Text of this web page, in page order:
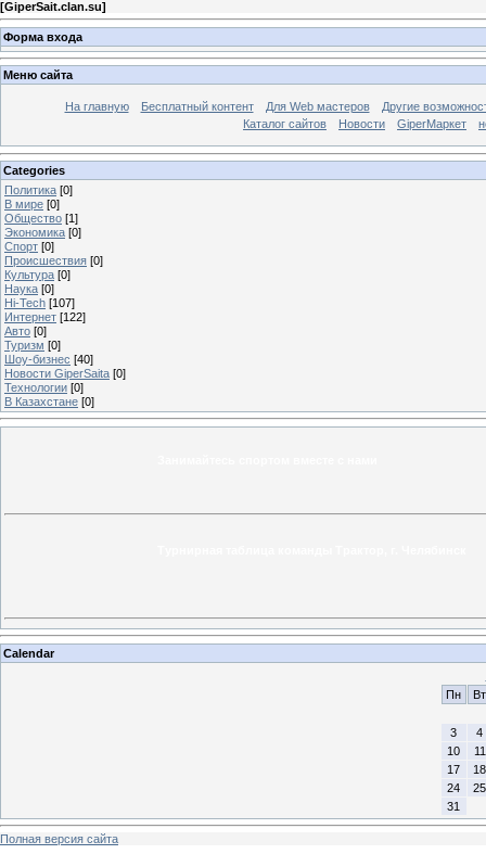
[GiperSait.clan.su]
Форма входа
Меню сайта
На главную Бесплатный контент Для Web мастеров
Другие
Каталог сайтов
Новости GiperМаркет
Categories
Политика [0]
В мире [0]
Общество [1]
Экономика [0]
Спорт [0]
Происшествия [0]
Культура [0]
Наука [0]
Hi-Tech [107]
Интернет [122]
Авто [0]
Туризм [0]
Шоу-бизнес [40]
Новости GiperSaita [0]
Технологии [0]
В Казахстане [0]
Calendar
Пн
Вт
3
4
10
11
17
18
24
25
31
Полная версия сайта